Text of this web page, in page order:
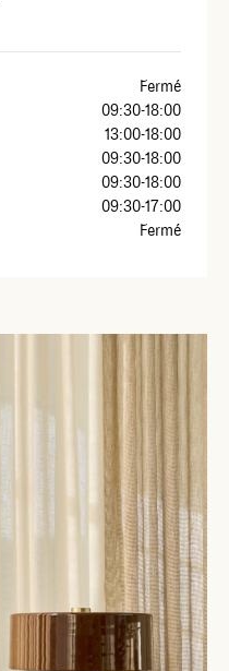
Fermé
09:30-18:00
13:00-18:00
09:30-18:00
09:30-18:00
09:30-17:00
Fermé